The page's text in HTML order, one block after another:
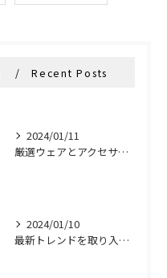
Recent Posts
2024/01/11
厳選ウェアとアクセサリーで彩る新しいゴルフコーデを提供 - ROUNDCODEKYOTO
2024/01/10
最新トレンドを取り入れたおしゃれなゴルフアイテム